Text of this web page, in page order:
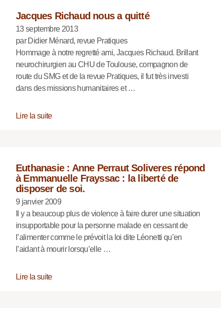
Jacques Richaud nous a quitté
13 septembre 2013
par Didier Ménard, revue Pratiques
Hommage à notre regretté ami, Jacques Richaud. Brillant
neurochirurgien au CHU de Toulouse, compagnon de
route du SMG et de la revue Pratiques, il fut très investi
dans des missions humanitaires et …
Lire la suite
Euthanasie : Anne Perraut Soliveres répond
à Emmanuelle Frayssac : la liberté de
disposer de soi.
9 janvier 2009
Il y a beaucoup plus de violence à faire durer une situation
insupportable pour la personne malade en cessant de
l’alimenter comme le prévoit la loi dite Léonetti qu’en
l’aidant à mourir lorsqu’elle …
Lire la suite